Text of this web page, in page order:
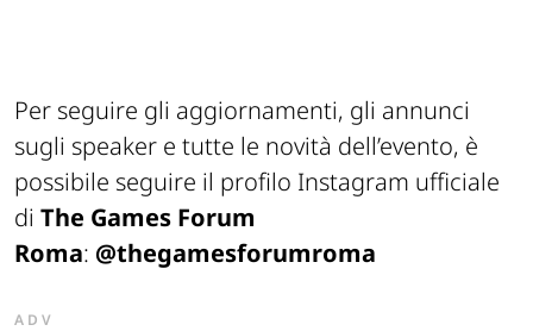
Per seguire gli aggiornamenti, gli annunci
sugli speaker e tutte le novità dell’evento, è
possibile seguire il profilo Instagram ufficiale
di The Games Forum
Roma: @thegamesforumroma
ADV